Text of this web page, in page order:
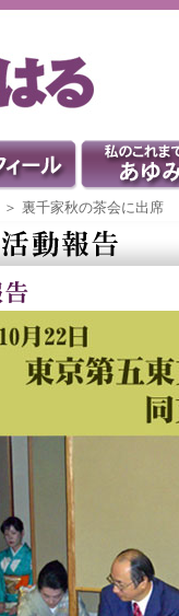
＞ 裏千家秋の茶会に出席